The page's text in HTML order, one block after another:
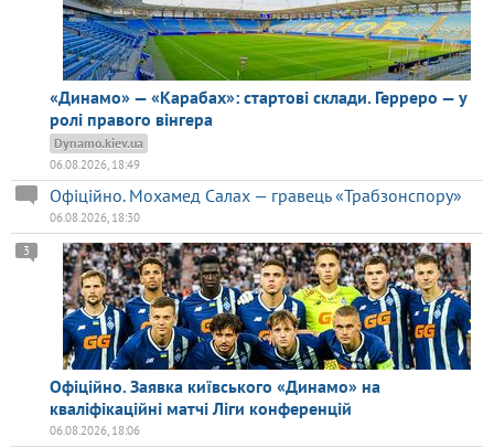
«Динамо» — «Карабах»: стартові склади. Герреро — у
ролі правого вінгера
Dynamo.kiev.ua
06.08.2026, 18:49
Офіційно. Мохамед Салах — гравець «Трабзонспору»
06.08.2026, 18:30
Офіційно. Заявка київського «Динамо» на
кваліфікаційні матчі Ліги конференцій
3
06.08.2026, 18:06